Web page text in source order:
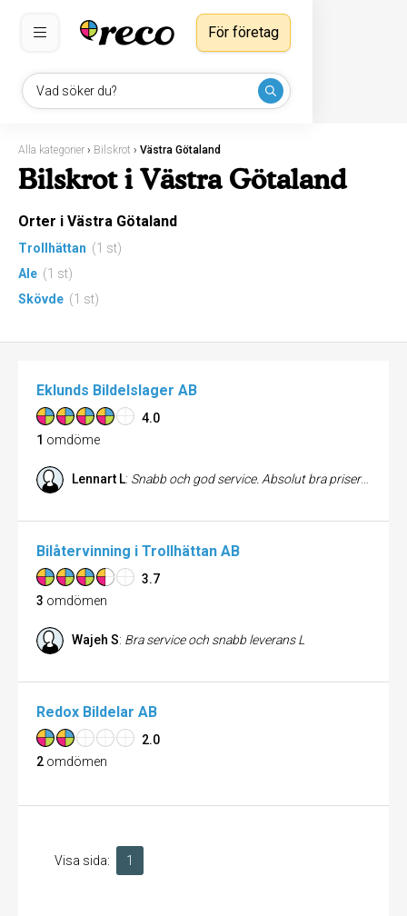
Vad söker du?
För företag
Alla kategorier › Bilskrot › Västra Götaland
Bilskrot i Västra Götaland
Orter i Västra Götaland
Trollhättan (1 st)
Ale (1 st)
Skövde (1 st)
Eklunds Bildelslager AB
4.0
1 omdöme
Lennart L: Snabb och god service. Absolut bra priser på bildelarna. Bra att de fotat delarna de har på lager så man ser vad man köper, förutsatt att man har internet är klart...
Bilåtervinning i Trollhättan AB
3.7
3 omdömen
Wajeh S: Bra service och snabb leverans L
Redox Bildelar AB
2.0
2 omdömen
Visa sida: 1